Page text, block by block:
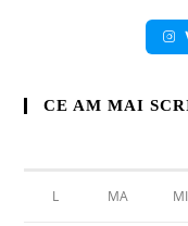
CE AM MAI
L MA MI